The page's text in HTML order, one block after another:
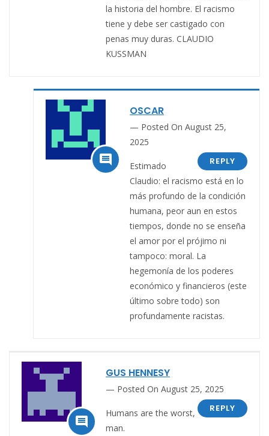
la historia del hombre. El racismo
tiene y debe ser castigado con
penas muy duras. CLAUDIO
KUSSMAN

OSCAR
Posted On August 25,
2025
REPLY
Estimado
Claudio: el racismo está en lo
más profundo de la condición
humana, peor aun en estos
tiempos, donde no se enseña
el amor por el prójimo ni
tampoco: moral. La
hegemonía de los poderes
económico y financieros (este
último sobre todo) son
profundamente racistas.

GUS HENNESY
Posted On August 25, 2025
REPLY
Humans are the worst,
man.